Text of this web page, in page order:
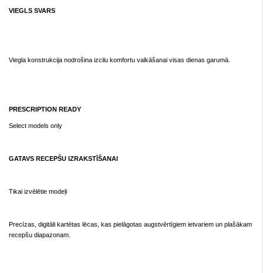
VIEGLS SVARS
Viegla konstrukcija nodrošina izcilu komfortu valkāšanai visas dienas garumā.
PRESCRIPTION READY
Select models only
GATAVS RECEPŠU IZRAKSTĪŠANAI
Tikai izvēlētie modeļi
Precīzas, digitāli kartētas lēcas, kas pielāgotas augstvērtīgiem ietvariem un plašākam
recepšu diapazonam.